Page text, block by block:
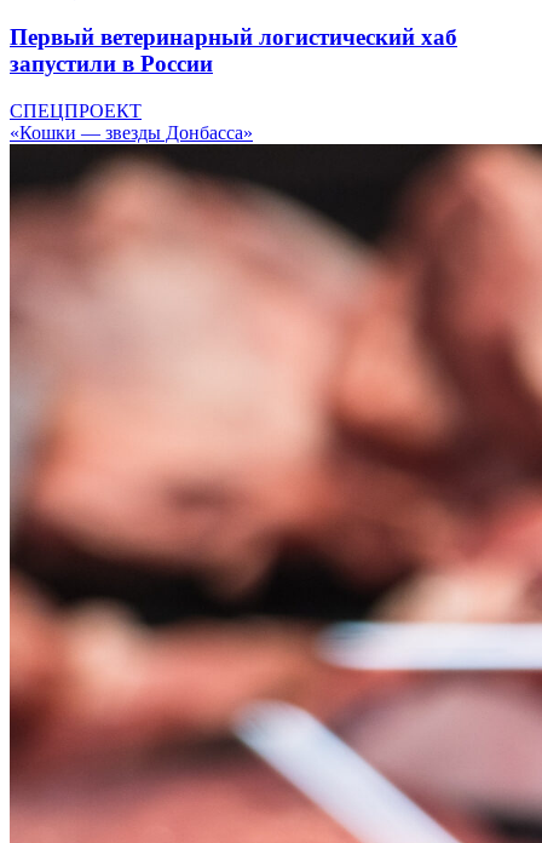
Первый ветеринарный логистический хаб
запустили в России
СПЕЦПРОЕКТ
«Кошки — звезды Донбасса»